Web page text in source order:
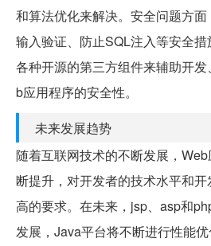
和算法优化来解决。安全问题方面
输入验证、防止SQL注入等安全
各种开源的第三方组件来辅助开
b应用程序的安全性。
未来发展趋势
随着互联网技术的不断发展，
断提升，对开发者的技术水平和
高的要求。在未来，jsp、asp和
发展，Java平台将不断进行性能